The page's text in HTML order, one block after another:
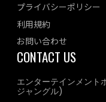
プライバシーポリシー
利用規約
お問い合わせ
CONTACT US
エンターテインメン
ジャングル)